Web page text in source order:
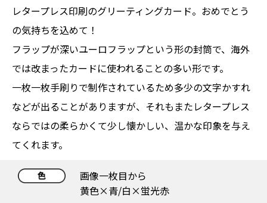
レタープレス印刷のグリーティングカード。おめでとう
の気持ちを込めて！
フラップが深いユーロフラップという形の封筒で、海外
では改まったカードに使われることの多い形です。
一枚一枚手刷りで制作されているため多少の文字かすれ
などが出ることがありますが、それもまたレタープレス
ならではの柔らかくて少し懐かしい、温かな印象を与え
てくれます。
画像一枚目から
黄色×青/白×蛍光赤